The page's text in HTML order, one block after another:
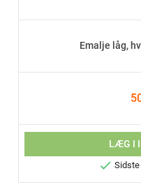
Emalje låg,
LÆG I
 Sidste